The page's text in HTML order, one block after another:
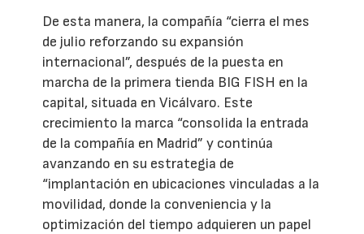
De esta manera, la compañía “cierra el mes
de julio reforzando su expansión
internacional”, después de la puesta en
marcha de la primera tienda BIG FISH en la
capital, situada en Vicálvaro. Este
crecimiento la marca “consolida la entrada
de la compañía en Madrid” y continúa
avanzando en su estrategia de
“implantación en ubicaciones vinculadas a la
movilidad, donde la conveniencia y la
optimización del tiempo adquieren un papel